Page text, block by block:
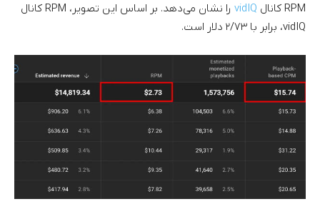
RPM کانال
vidIQ
را نشان می‌دهد. بر اساس این تصویر، RPM کانال
vidIQ، برابر با ۲/۷۳ دلار است.